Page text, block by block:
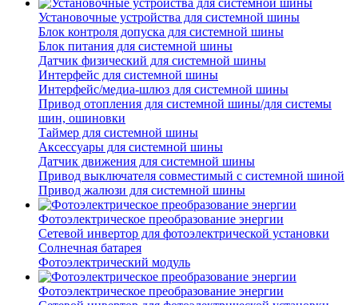
Установочные устройства для системной шины
Блок контроля допуска для системной шины
Блок питания для системной шины
Датчик физический для системной шины
Интерфейс для системной шины
Интерфейс/медиа-шлюз для системной шины
Привод отопления для системной шины/для системы
шин, ошиновки
Таймер для системной шины
Аксессуары для системной шины
Датчик движения для системной шины
Привод выключателя совместимый с системной шиной
Привод жалюзи для системной шины
Фотоэлектрическое преобразование энергии
Сетевой инвертор для фотоэлектрической установки
Солнечная батарея
Фотоэлектрический модуль
Фотоэлектрическое преобразование энергии